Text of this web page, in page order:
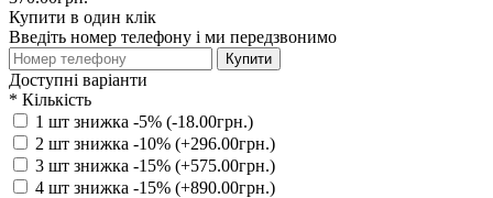
Купити в один клік
Введіть номер телефону і ми передзвонимо
Купити
Доступні варіанти
* Кількість
1 шт знижка -5% (-18.00грн.)
2 шт знижка -10% (+296.00грн.)
3 шт знижка -15% (+575.00грн.)
4 шт знижка -15% (+890.00грн.)